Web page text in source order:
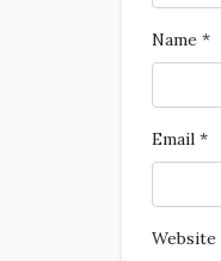
Name *
Email *
Website